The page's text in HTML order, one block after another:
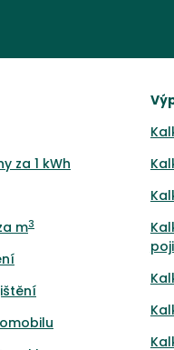
za 1 kWh
m3